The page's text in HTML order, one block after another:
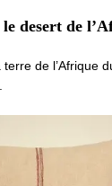
le desert de
terre de l’Afrique